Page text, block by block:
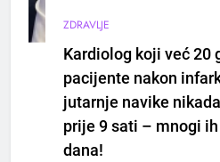
ZDRAVLJE
Kardiolog koji već 20
pacijente nakon
jutarnje navike
prije 9 sati – mnogi
dana!